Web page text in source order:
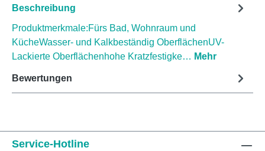
Beschreibung
Produktmerkmale:Fürs Bad, Wohnraum und
KücheWasser- und Kalkbeständig OberflächenUV-
Lackierte Oberflächenhohe Kratzfestigke… Mehr
Bewertungen
Service-Hotline